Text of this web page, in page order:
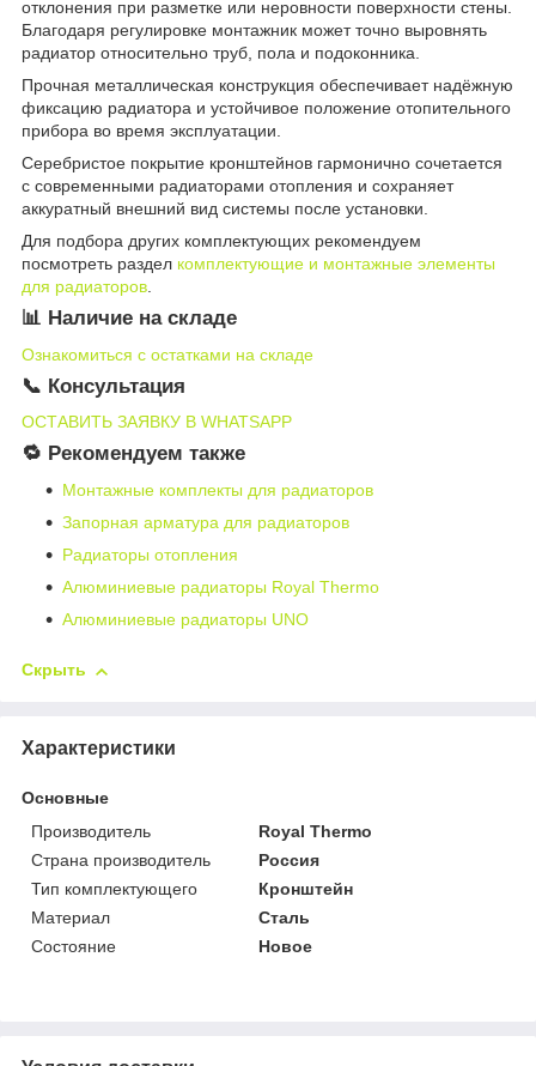
отклонения при разметке или неровности поверхности стены.
Благодаря регулировке монтажник может точно выровнять
радиатор относительно труб, пола и подоконника.
Прочная металлическая конструкция обеспечивает надёжную
фиксацию радиатора и устойчивое положение отопительного
прибора во время эксплуатации.
Серебристое покрытие кронштейнов гармонично сочетается
с современными радиаторами отопления и сохраняет
аккуратный внешний вид системы после установки.
Для подбора других комплектующих рекомендуем
посмотреть раздел комплектующие и монтажные элементы
для радиаторов
📊 Наличие на складе
Ознакомиться с остатками на складе
📞 Консультация
ОСТАВИТЬ ЗАЯВКУ В WHATSAPP
🔁 Рекомендуем также
Монтажные комплекты для радиаторов
Запорная арматура для радиаторов
Радиаторы отопления
Алюминиевые радиаторы Royal Thermo
Алюминиевые радиаторы UNO
Скрыть
Характеристики
Основные
Производитель
Royal Thermo
Страна производитель
Россия
Тип комплектующего
Кронштейн
Материал
Сталь
Состояние
Новое